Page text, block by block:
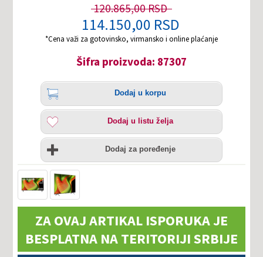
120.865,00 RSD
114.150,00 RSD
*Cena važi za gotovinsko, virmansko i online plaćanje
Šifra proizvoda: 87307
Količina
Dodaj
korpu
Dodaj u korpu
Dodaj
listu
želja
Dodaj u listu želja
Uporedi
Dodaj za poređenje
ZA OVAJ ARTIKAL ISPORUKA JE
BESPLATNA NA TERITORIJI SRBIJE